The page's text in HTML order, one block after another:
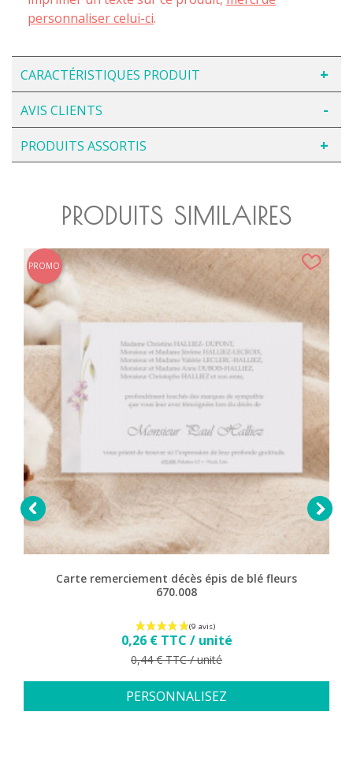
personnaliser celui-ci.
CARACTÉRISTIQUES PRODUIT
AVIS CLIENTS
PRODUITS ASSORTIS
PRODUITS SIMILAIRES

Carte remerciement décès épis de blé fleurs
670.008
Prix
0,26 € TTC / unité
Prix de base
0,44 € TTC / unité
PERSONNALISEZ
PROMO
